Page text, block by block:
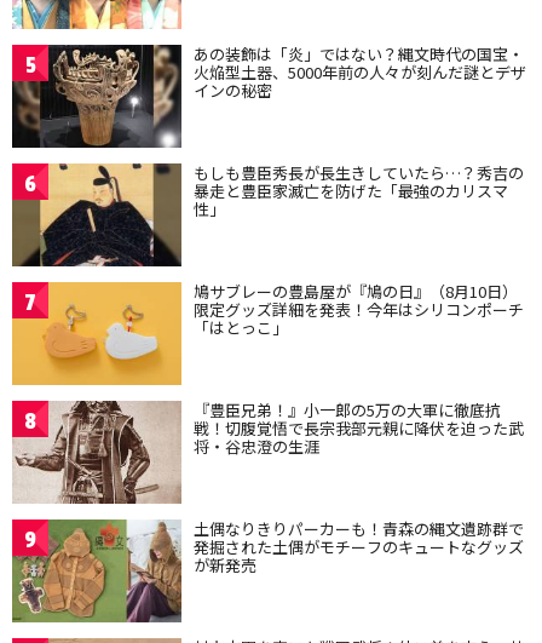
5 あの装飾は「炎」ではない？縄文時代の国宝・
火焔型土器、5000年前の人々が刻んだ謎とデザ
インの秘密
6 もしも豊臣秀長が長生きしていたら…？秀吉の
暴走と豊臣家滅亡を防げた「最強のカリスマ
性」
7 鳩サブレーの豊島屋が『鳩の日』（8月10日）
限定グッズ詳細を発表！今年はシリコンポーチ
「はとっこ」
8 『豊臣兄弟！』小一郎の5万の大軍に徹底抗
戦！切腹覚悟で長宗我部元親に降伏を迫った武
将・谷忠澄の生涯
9 土偶なりきりパーカーも！青森の縄文遺跡群で
発掘された土偶がモチーフのキュートなグッズ
が新発売